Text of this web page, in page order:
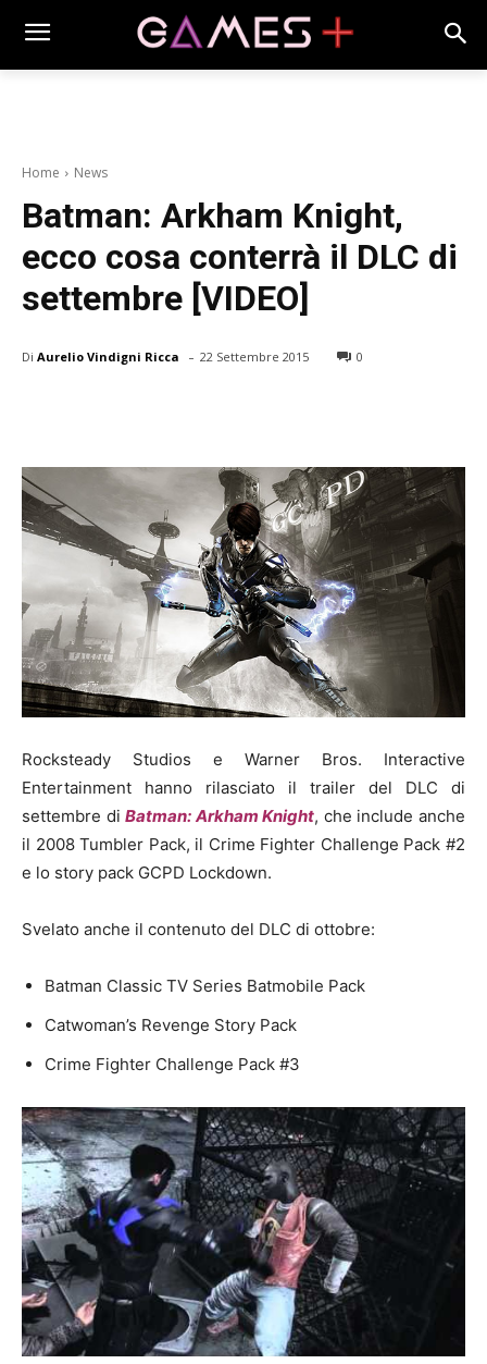
Home News
Batman: Arkham Knight,
ecco cosa conterrà il DLC di
settembre [VIDEO]
Di Aurelio Vindigni Ricca - 22 Settembre 2015 0
Rocksteady Studios e Warner Bros. Interactive
Entertainment hanno rilasciato il trailer del DLC di
settembre diBatman: Arkham Knight, che include anche
il 2008 Tumbler Pack, il Crime Fighter Challenge Pack #2
e lo story pack GCPD Lockdown.
Svelato anche il contenuto del DLC di ottobre:
Batman Classic TV Series Batmobile Pack
Catwoman’s Revenge Story Pack
Crime Fighter Challenge Pack #3